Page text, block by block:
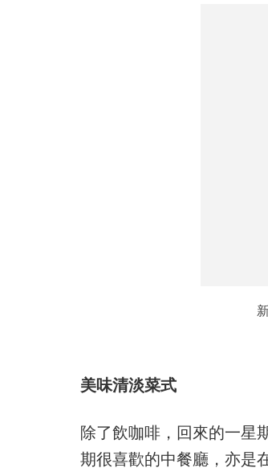
美味清淡菜式
除了飲咖啡，回來的一星
期很喜歡的中餐廳，亦是